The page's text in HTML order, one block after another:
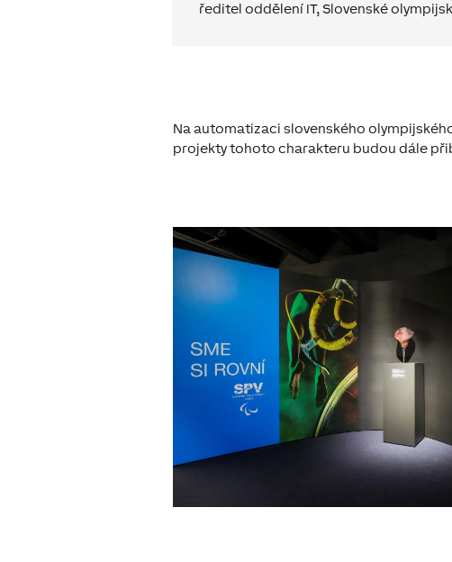
ředitel oddělení IT, Slovenské
Na automatizaci slovenského
projekty tohoto charakteru budou dále